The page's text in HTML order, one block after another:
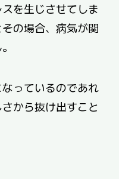
を生じさせてしま
の場合、病気が関
っているのであれ
から抜け出すこと